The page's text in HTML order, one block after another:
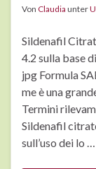
Von Claudia unter
Sildenafil
4.2 sulla base
jpg Formula
me è una
Termini
Sildenafil
sull’uso dei lo …